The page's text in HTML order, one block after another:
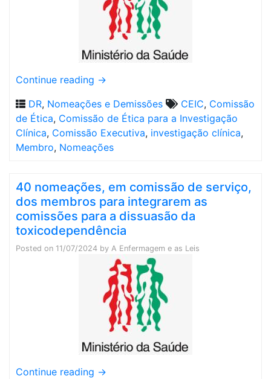
Continue reading →
DR, Nomeações e Demissões CEIC, Comissão
de Ética, Comissão de Ética para a Investigação
Clínica, Comissão Executiva, investigação clínica,
Membro, Nomeações
40 nomeações, em comissão de serviço,
dos membros para integrarem as
comissões para a dissuasão da
toxicodependência
Posted on 11/07/2024 by A Enfermagem e as Leis
Continue reading →